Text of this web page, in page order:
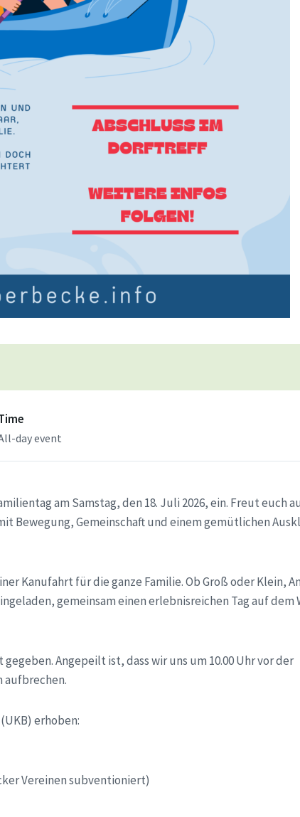
day event
am Samstag, den 18. Juli 2026, ein. Freut euch
Bewegung, Gemeinschaft und einem gemütlichen
Kanufahrt für die ganze Familie. Ob Groß oder Klein,
gemeinsam einen erlebnisreichen Tag auf dem
Angepeilt ist, dass wir uns um 10.00 Uhr vor der
aufbrechen.
erhoben:
Vereinen subventioniert)